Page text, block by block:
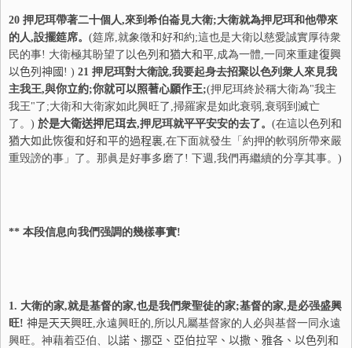
20 押尼珥帶著二十個人,來到希伯崙見大衛;大衛就為押尼珥和他帶來
的人,設擺筵席。 (筵席,就象徵和好和約;這也是大衛以慈愛誠實厚待衆
民的事! 大衛極其盼望了以色列 和猶大和平,成為一體,一同來重建復興
以色列 神國 ! ) 21 押尼珥對大衛說,我要起身去招聚以色列衆人來見我
主我王,與你立約;你就可以照著心願作王;(押尼珥終於稱大衛為"我主
我王"了;大衛和大衛家如此興旺了,掃羅家是如此衰弱,衰弱到滅亡
了。) 於是大衛送押尼珥去,押尼珥就平平安安的去了。 (在這以色列 和
猶大如此恢復和好和平的過程裏,在下面就發生「約押的軟弱所帶來嚴
重毁謗的事」了。那眞是好事多磨了! 下週,我們再繼續的分享其事。)
** 本段信息向我們强調的幾樣事實!
1. 大衛的家,就是基督的家,也是我們衆聖徒的家;基督的家,是必强盛興
旺! 神是天天興旺,永遠興旺的,所以凡屬基督家的人必與基督一同永遠
興旺。神藉着亞伯、以諾 、挪亞、亞伯拉罕 、以撒、雅各、以色列 和